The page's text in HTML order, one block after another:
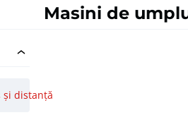
Masini de
și distanță